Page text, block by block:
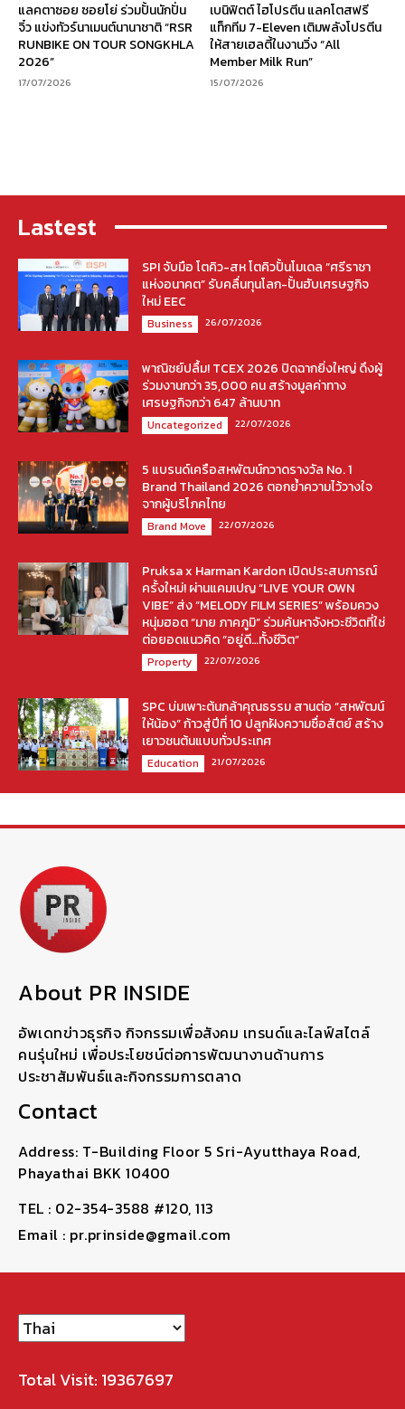
แลคตาซอย ซอยโย่ ร่วมปั้นนักปั่น
จิ๋ว แข่งทัวร์นาเมนต์นานาชาติ “RSR
RUNBIKE ON TOUR SONGKHLA
2026”
17/07/2026
เบนิฟิตต์ ไฮโปรตีน แลคโตสฟรี
แท็กทีม 7-Eleven เติมพลังโปรตีน
ให้สายเฮลตี้ในงานวิ่ง “All
Member Milk Run”
15/07/2026
Lastest
SPI จับมือ โตคิว-สห โตคิวปั้นโมเดล “ศรีราชา
แห่งอนาคต” รับคลื่นทุนโลก-ปั้นฮับเศรษฐกิจ
ใหม่ EEC
Business 26/07/2026
พาณิชย์ปลื้ม! TCEX 2026 ปิดฉากยิ่งใหญ่ ดึงผู้
ร่วมงานกว่า 35,000 คน สร้างมูลค่าทาง
เศรษฐกิจกว่า 647 ล้านบาท
Uncategorized 22/07/2026
5 แบรนด์เครือสหพัฒน์กวาดรางวัล No. 1
Brand Thailand 2026 ตอกย้ำความไว้วางใจ
จากผู้บริโภคไทย
Brand Move 22/07/2026
Pruksa x Harman Kardon เปิดประสบการณ์
ครั้งใหม่! ผ่านแคมเปญ “LIVE YOUR OWN
VIBE” ส่ง “MELODY FILM SERIES” พร้อมควง
หนุ่มฮอต “มาย ภาคภูมิ” ร่วมค้นหาจังหวะชีวิตที่ใช่
ต่อยอดแนวคิด “อยู่ดี…ทั้งชีวิต”
Property 22/07/2026
SPC บ่มเพาะต้นกล้าคุณธรรม สานต่อ “สหพัฒน์
ให้น้อง” ก้าวสู่ปีที่ 10 ปลูกฝังความซื่อสัตย์ สร้าง
เยาวชนต้นแบบทั่วประเทศ
Education 21/07/2026
About PR INSIDE
อัพเดทข่าวธุรกิจ กิจกรรมเพื่อสังคม เทรนด์และไลฟ์สไตล์
คนรุ่นใหม่ เพื่อประโยชน์ต่อการพัฒนางานด้านการ
ประชาสัมพันธ์และกิจกรรมการตลาด
Contact
Address: T-Building Floor 5 Sri-Ayutthaya Road,
Phayathai BKK 10400
TEL : 02-354-3588 #120, 113
Email : pr.prinside@gmail.com
Total Visit: 19367697